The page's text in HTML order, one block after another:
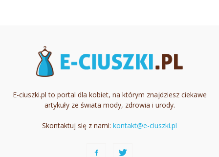
E-ciuszki.pl to portal dla kobiet, na którym znajdziesz ciekawe
artykuły ze świata mody, zdrowia i urody.
Skontaktuj się z nami: kontakt@e-ciuszki.pl